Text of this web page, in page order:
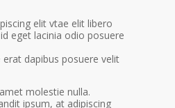
elit vtae elit libero
eget lacinia odio posuere
dapibus posuere velit
molestie nulla.
ipsum, at adipiscing